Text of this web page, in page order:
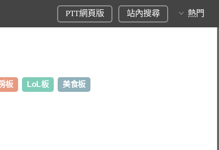
PTT網頁版 站內搜尋 熱門
板 LoL板 美食板